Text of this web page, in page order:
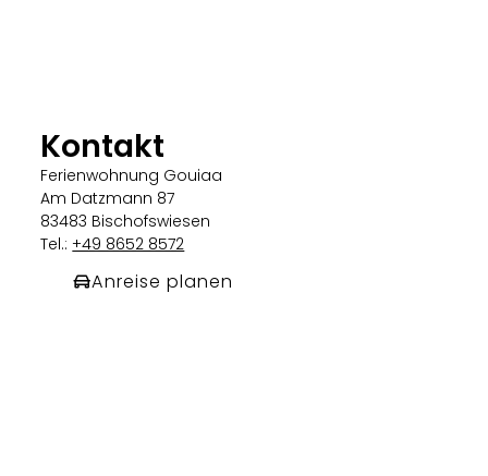
Kontakt
Ferienwohnung Gouiaa
Am Datzmann 87
83483 Bischofswiesen
Tel.:+49 8652 8572
Anreise planen